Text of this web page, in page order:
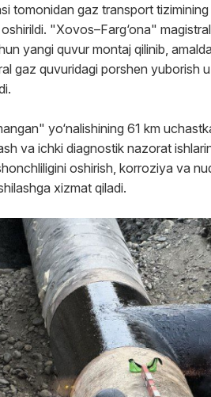
tomonidan gaz transport
"Xovos–Farg‘ona"
yangi quvur montaj qilinib,
gaz quvuridagi porshen yuborish
yo‘nalishining 61 km
va ichki diagnostik nazorat
oshirish, korroziya va
xizmat qiladi.